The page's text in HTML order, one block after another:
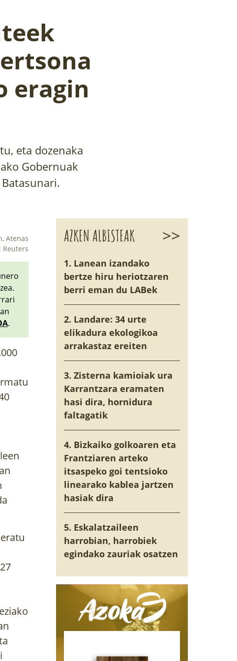
eragin
eta dozenaka
Gobernuak
Atenas
Reuters
.
AZKEN ALBISTEAK >>
1. Lanean izandako
bertze hiru heriotzaren
berri eman du LABek
2. Landare: 34 urte
elikadura ekologikoa
arrakastaz ereiten
3. Zisterna kamioiak ura
Karrantzara eramaten
hasi dira, hornidura
faltagatik
4. Bizkaiko golkoaren eta
Frantziaren arteko
itsaspeko goi tentsioko
linearako kablea jartzen
hasiak dira
5. Eskalatzaileen
harrobian, harrobiek
egindako zauriak osatzen